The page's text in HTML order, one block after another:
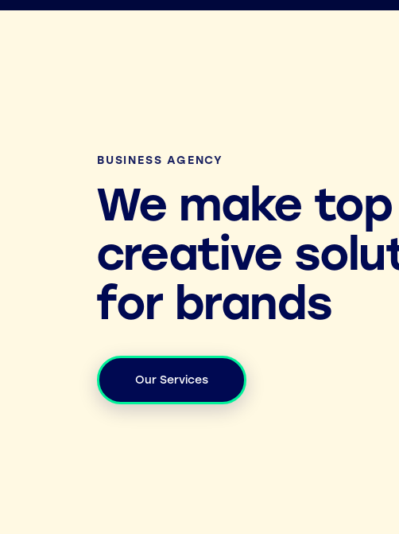
BUSINESS AGENCY
We make top
creative
for brands
Our Services